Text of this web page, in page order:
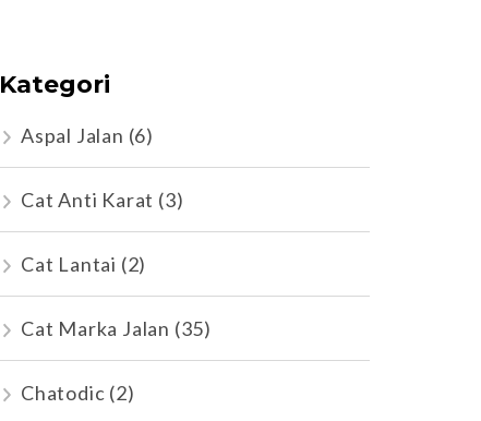
Kategori
Aspal Jalan (6)
Cat Anti Karat (3)
Cat Lantai (2)
Cat Marka Jalan (35)
Chatodic (2)